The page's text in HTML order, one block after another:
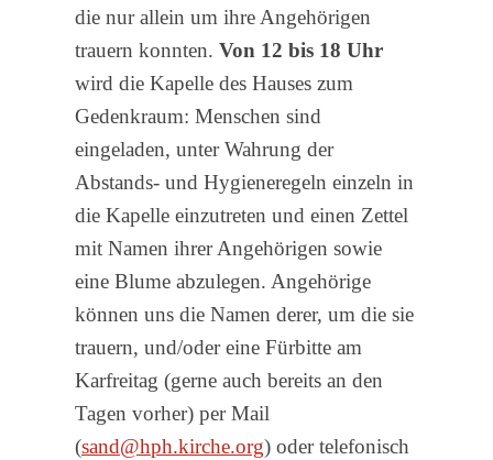
die nur allein um ihre Angehörigen
trauern konnten. Von 12 bis 18 Uhr
wird die Kapelle des Hauses zum
Gedenkraum: Menschen sind
eingeladen, unter Wahrung der
Abstands- und Hygieneregeln einzeln in
die Kapelle einzutreten und einen Zettel
mit Namen ihrer Angehörigen sowie
eine Blume abzulegen. Angehörige
können uns die Namen derer, um die sie
trauern, und/oder eine Fürbitte am
Karfreitag (gerne auch bereits an den
Tagen vorher) per Mail
(sand@hph.kirche.org) oder telefonisch